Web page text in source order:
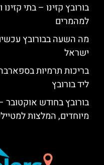
בורובץ קזינו – בתי
למהמרים
מה השעה בבורובץ
ישראל
ליד בורובץ
בורובץ בחודש אוקטובר
מיוחדים, המלצות